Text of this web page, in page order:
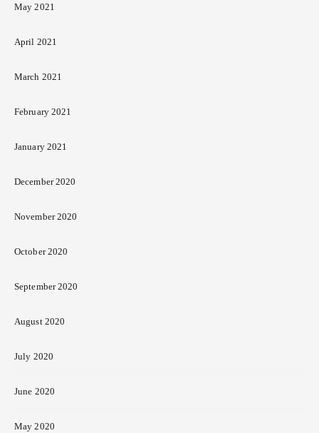
May 2021
April 2021
March 2021
February 2021
January 2021
December 2020
November 2020
October 2020
September 2020
August 2020
July 2020
June 2020
May 2020